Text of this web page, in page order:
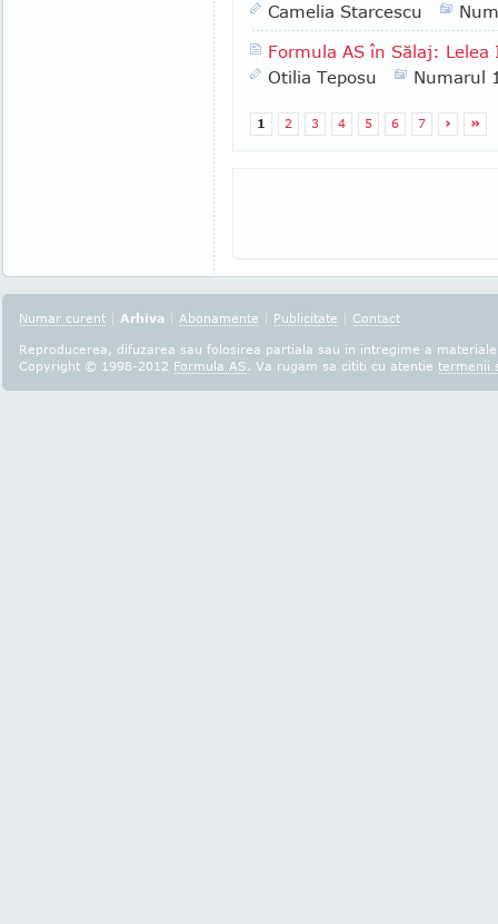
Camelia Starcescu
Formula AS în Sălaj: Lelea
Otilia Teposu
Numarul
1 2 3 4 5 6 7 › »
Numar curent | Arhiva | Abonamente | Publicitate | Contact
Reproducerea, difuzarea sau folosirea partiala sau in intregime a
Copyright © 1998-2012 Formula AS. Va rugam sa cititi cu atentie termenii